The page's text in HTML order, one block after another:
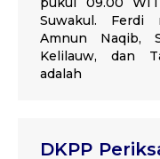
Suwakul. Ferdi
Amnun Naqib,
Kelilauw, dan
adalah
DKPP